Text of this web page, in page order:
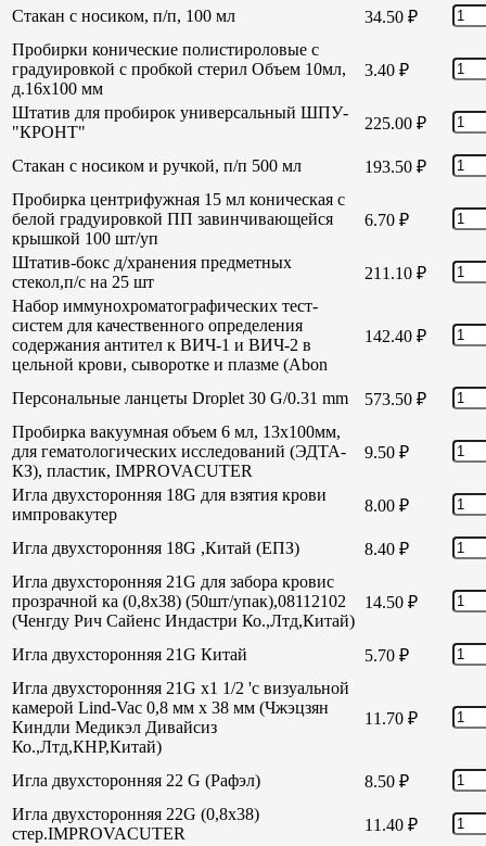
Стакан с носиком, п/п, 100 мл 34.50 ₽
Пробирки конические полистироловые с
градуировкой с пробкой стерил Объем 10мл,
д.16х100 мм
3.40 ₽
Штатив для пробирок универсальный ШПУ-
"КРОНТ"
225.00 ₽
Стакан с носиком и ручкой, п/п 500 мл 193.50 ₽
Пробирка центрифужная 15 мл коническая с
белой градуировкой ПП завинчивающейся
крышкой 100 шт/уп
6.70 ₽
Штатив-бокс д/хранения предметных
стекол,п/с на 25 шт
211.10 ₽
Набор иммунохроматографических тест-
систем для качественного определения
содержания антител к ВИЧ-1 и ВИЧ-2 в
цельной крови, сыворотке и плазме (Abon
142.40 ₽
Персональные ланцеты Droplet 30 G/0.31 mm 573.50 ₽
Пробирка вакуумная объем 6 мл, 13х100мм,
для гематологических исследований (ЭДТА-
КЗ), пластик, IMPROVACUTER
9.50 ₽
Игла двухсторонняя 18G для взятия крови
импровакутер
8.00 ₽
Игла двухсторонняя 18G ,Китай (ЕПЗ) 8.40 ₽
Игла двухсторонняя 21G для забора кровис
прозрачной ка (0,8х38) (50шт/упак),08112102
(Ченгду Рич Сайенс Индастри Ко.,Лтд,Китай)
14.50 ₽
Игла двухсторонняя 21G Китай 5.70 ₽
Игла двухсторонняя 21G х1 1/2 'с визуальной
камерой Lind-Vac 0,8 мм х 38 мм (Чжэцзян
Киндли Медикэл Дивайсиз
Ко.,Лтд,КНР,Китай)
11.70 ₽
Игла двухсторонняя 22 G (Рафэл) 8.50 ₽
Игла двухсторонняя 22G (0,8х38)
стер.IMPROVACUTER
11.40 ₽